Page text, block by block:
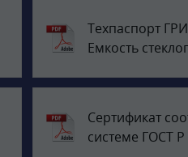
Техпаспорт
Емкость
Сертификат
системе ГОСТ Р